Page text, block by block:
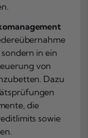
in ein
von
Dazu
die
sowie